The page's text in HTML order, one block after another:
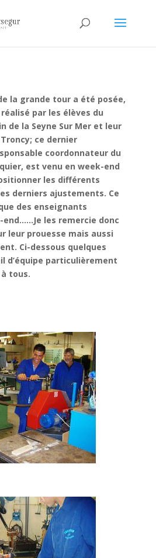
la grande tour a été posée,
par les élèves du
de la Seyne Sur Mer et leur
ce dernier
coordonnateur du
est venu en week-end
les différents
derniers ajustements. Ce
des enseignants
les remercie donc
leur prouesse mais aussi
Ci-dessous quelques
d’équipe particulièrement
tous.